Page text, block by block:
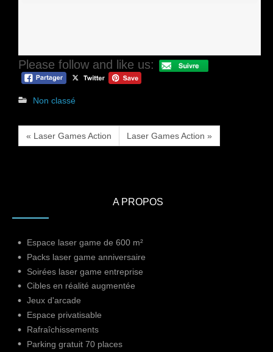
Please follow and like us:
Non classé
« Laser Games Action Laser Games Action »
A PROPOS
Espace laser game de 600 m²
Packs laser game anniversaire
Soirées laser game entreprise
Cibles en réalité augmentée
Jeux d'arcade
Espace privatisable
Rafraîchissements
Parking gratuit 70 places